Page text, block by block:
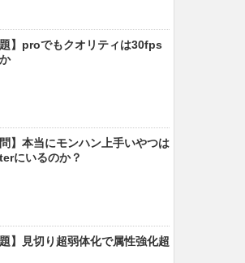
題】proでもクオリティは30fps
問】本当にモンハン上手いやつは
にいるのか？
題】見切り超弱体化で属性強化超